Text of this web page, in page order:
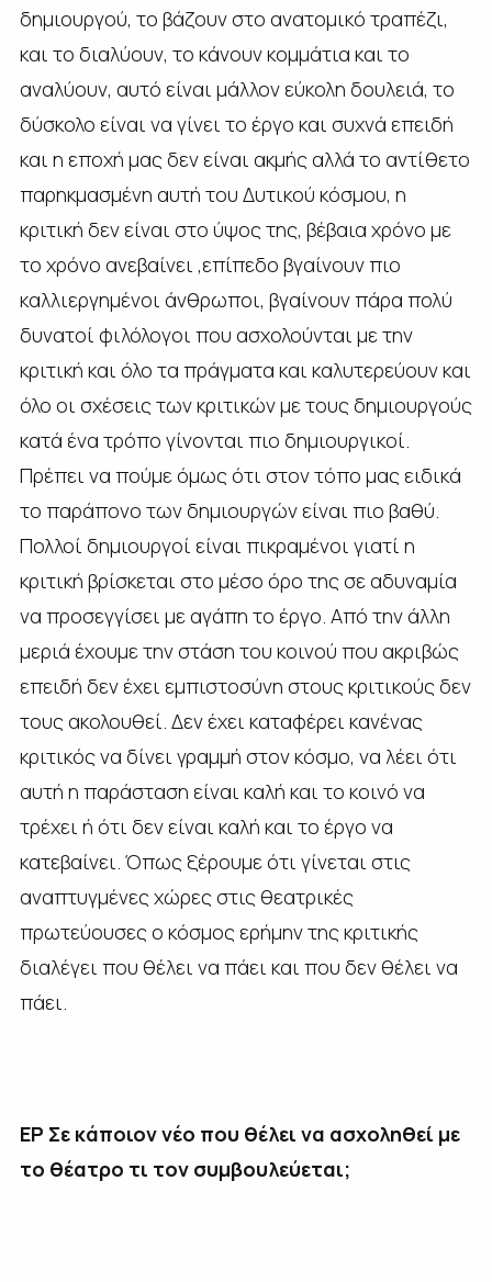
δημιουργού, το βάζουν στο ανατομικό τραπέζι,
και το διαλύουν, το κάνουν κομμάτια και το
αναλύουν, αυτό είναι μάλλον εύκολη δουλειά, το
δύσκολο είναι να γίνει το έργο και συχνά επειδή
και η εποχή μας δεν είναι ακμής αλλά το αντίθετο
παρηκμασμένη αυτή του Δυτικού κόσμου, η
κριτική δεν είναι στο ύψος της, βέβαια χρόνο με
το χρόνο ανεβαίνει ,επίπεδο βγαίνουν πιο
καλλιεργημένοι άνθρωποι, βγαίνουν πάρα πολύ
δυνατοί φιλόλογοι που ασχολούνται με την
κριτική και όλο τα πράγματα και καλυτερεύουν και
όλο οι σχέσεις των κριτικών με τους δημιουργούς
κατά ένα τρόπο γίνονται πιο δημιουργικοί.
Πρέπει να πούμε όμως ότι στον τόπο μας ειδικά
το παράπονο των δημιουργών είναι πιο βαθύ.
Πολλοί δημιουργοί είναι πικραμένοι γιατί η
κριτική βρίσκεται στο μέσο όρο της σε αδυναμία
να προσεγγίσει με αγάπη το έργο. Από την άλλη
μεριά έχουμε την στάση του κοινού που ακριβώς
επειδή δεν έχει εμπιστοσύνη στους κριτικούς δεν
τους ακολουθεί. Δεν έχει καταφέρει κανένας
κριτικός να δίνει γραμμή στον κόσμο, να λέει ότι
αυτή η παράσταση είναι καλή και το κοινό να
τρέχει ή ότι δεν είναι καλή και το έργο να
κατεβαίνει. Όπως ξέρουμε ότι γίνεται στις
αναπτυγμένες χώρες στις θεατρικές
πρωτεύουσες ο κόσμος ερήμην της κριτικής
διαλέγει που θέλει να πάει και που δεν θέλει να
πάει.
ΕΡ Σε κάποιον νέο που θέλει να ασχοληθεί με
το θέατρο τι τον συμβουλεύεται;